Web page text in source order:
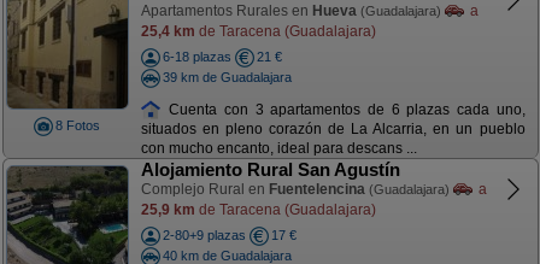
8 Fotos
Apartamentos Rurales en Hueva (Guadalajara)
a
25,4 km de Taracena (Guadalajara)
6-18 plazas
21 €
39 km de Guadalajara
Cuenta con 3 apartamentos de 6 plazas cada uno,
situados en pleno corazón de La Alcarria, en un pueblo
con mucho encanto, ideal para descans ...
Alojamiento Rural San Agustín
Complejo Rural en Fuentelencina (Guadalajara)
a
25,9 km de Taracena (Guadalajara)
2-80+9 plazas
17 €
40 km de Guadalajara